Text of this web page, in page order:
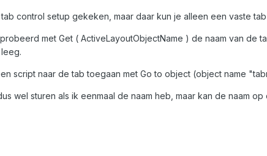
control setup gekeken, maar daar kun je alleen een vaste
met Get ( ActiveLayoutObjectName ) de naam van
script naar de tab toegaan met Go to object (object name
wel sturen als ik eenmaal de naam heb, maar kan de naam